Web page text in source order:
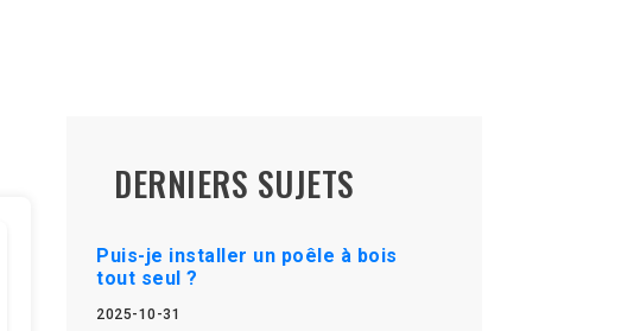
DERNIERS SUJETS
Puis-je installer un poêle à bois
tout seul ?
2025-10-31